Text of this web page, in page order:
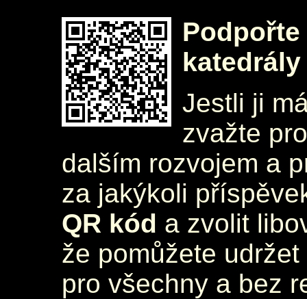
katedrály
Jestli ji
zvažte
dalším rozvojem a
za jakýkoli
QR kód a zvolit
že pomůžete
pro všechny a bez